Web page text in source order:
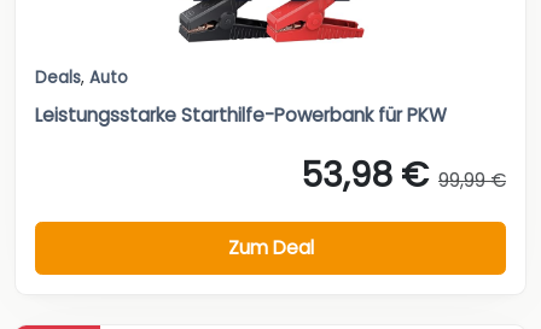
Deals, Auto
Leistungsstarke Starthilfe-Powerbank für PKW
53,98 € 99,99 €
Zum Deal